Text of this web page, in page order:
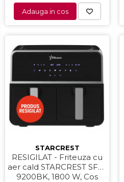
Adauga in cos
STARCREST
RESIGILAT - Friteuza cu
aer cald STARCREST SFR-
9200BK, 1800 W, Cos